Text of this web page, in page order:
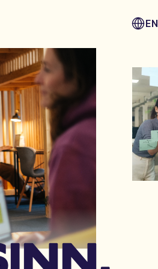
EN